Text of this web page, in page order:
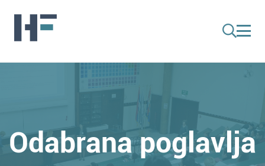
Odabrana poglavlja